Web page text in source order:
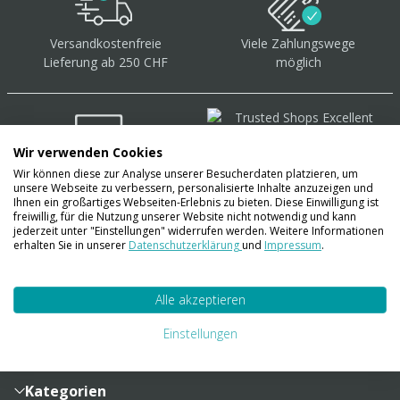
Versandkostenfreie
Lieferung ab 250 CHF
Viele Zahlungswege
möglich
Über 40.000 Artikel auf
Lager
Sendungsverfolgung
Zahlung und Versand
Lieferinformationen
Kategorien
Wir verwenden Cookies
Wir können diese zur Analyse unserer Besucherdaten platzieren, um
unsere Webseite zu verbessern, personalisierte Inhalte anzuzeigen und
Ihnen ein großartiges Webseiten-Erlebnis zu bieten. Diese Einwilligung ist
freiwillig, für die Nutzung unserer Website nicht notwendig und kann
jederzeit unter "Einstellungen" widerrufen werden. Weitere Informationen
erhalten Sie in unserer Datenschutzerklärungund Impressum.
Alle akzeptieren
Einstellungen